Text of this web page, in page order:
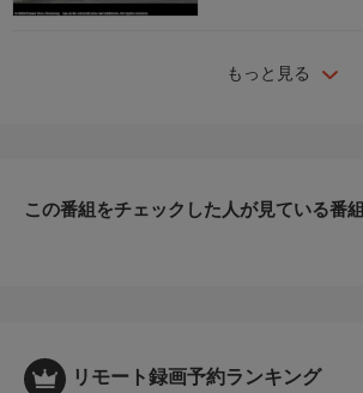
もっと見る
この番組をチェックした人が見ている番組
リモート録画予約ランキング